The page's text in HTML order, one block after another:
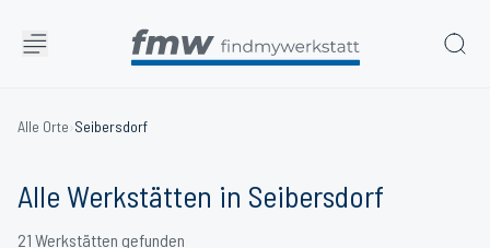
Alle Orte›Seibersdorf
Alle Werkstätten in Seibersdorf
21 Werkstätten gefunden